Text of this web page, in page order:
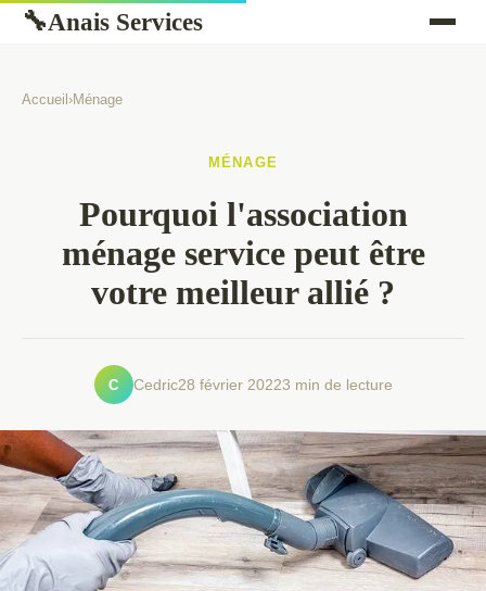
🔧Anais Services
Accueil ›Ménage
MÉNAGE
Pourquoi l'association
ménage service peut être
votre meilleur allié ?
C Cedric28 février 20223 min de lecture